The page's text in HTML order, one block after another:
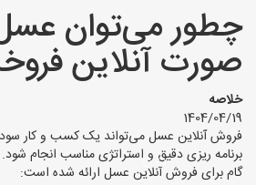
چطور می‌توان عسل
صورت آنلاین
خلاصه
1404/04/19
فروش آنلاین عسل می‌تواند یک کسب و کار
برنامه ریزی دقیق و استراتژی مناسب انجام
گام برای فروش آنلاین عسل ارائه شده است: